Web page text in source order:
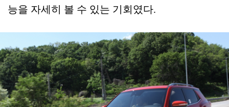
능을 자세히 볼 수 있는 기회였다.